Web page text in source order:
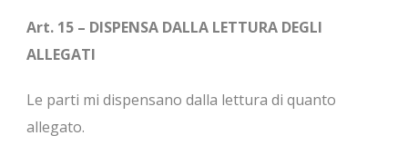
Art. 15 – DISPENSA DALLA LETTURA DEGLI
ALLEGATI
Le parti mi dispensano dalla lettura di quanto
allegato.